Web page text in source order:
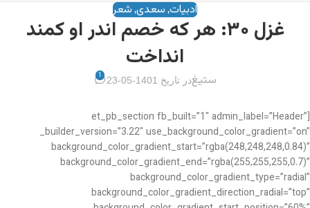
ادبیات, سعدی, شعر
غزل ۳۰: هر که خصم اندر او کمند
انداخت
ستیغدر تاریخ 1401-05-23 1
[et_pb_section fb_built=”1″ admin_label=”Header”
_builder_version=”3.22″ use_background_color_gradient=”on”
background_color_gradient_start=”rgba(248,248,248,0.84)”
background_color_gradient_end=”rgba(255,255,255,0.7)”
background_color_gradient_type=”radial”
background_color_gradient_direction_radial=”top”